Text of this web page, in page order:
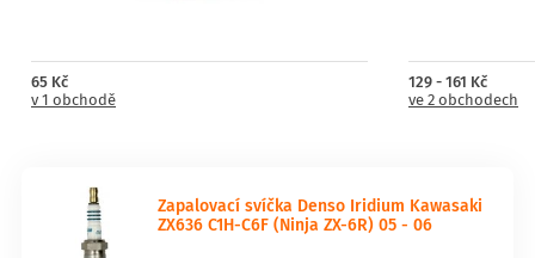
65 Kč
v 1 obchodě
129 - 161 Kč
ve 2 obchodech
Zapalovací svíčka Denso Iridium Kawasaki
ZX636 C1H-C6F (Ninja ZX-6R) 05 - 06